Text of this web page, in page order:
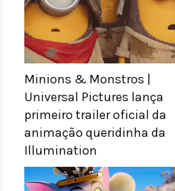
Minions & Monstros |
Universal Pictures lança
primeiro trailer oficial da
animação queridinha da
Illumination